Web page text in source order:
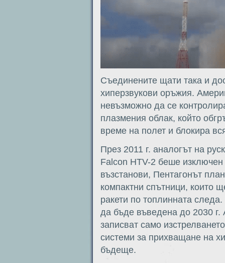
Съединените щати така и
хиперзвукови оръжия.
невъзможно да се
плазмения облак, който
време на полет и блокира
През 2011 г. аналогът на
Falcon HTV-2 беше
възстанови, Пентагонът
компактни спътници, които
ракети по топлинната
да бъде въведена до 2030
записват само
системи за прихващане на
бъдеще.